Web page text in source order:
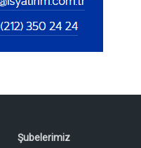
Şubelerimiz